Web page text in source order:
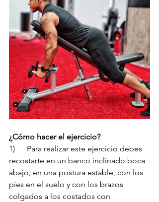
¿Cómo hacer el ejercicio?
1) Para realizar este ejercicio debes
recostarte en un banco inclinado boca
abajo, en una postura estable, con los
pies en el suelo y con los brazos
colgados a los costados con